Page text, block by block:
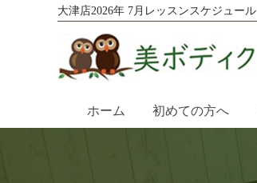
大津店2026年 7月レッスンスケジュール
ホーム 初めての方へ